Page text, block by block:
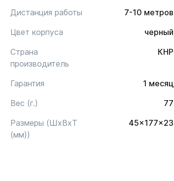
Дистанция работы
7-10 метров
Цвет корпуса
черный
Страна
производитель
КНР
Гарантия
1 месяц
Вес (г.)
77
Размеры (ШxВxТ
(мм))
45x177x23